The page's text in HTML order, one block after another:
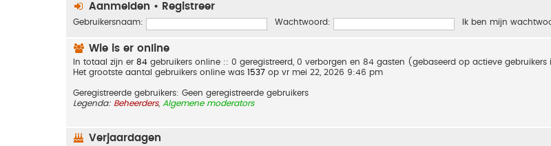
Aanmelden • Registreer
Gebruikersnaam: Wachtwoord: Ik ben mijn
Wie is er online
In totaal zijn er 84 gebruikers online :: 0 geregistreerd, 0 verborgen en 84 gasten (gebaseerd op actieve
Het grootste aantal gebruikers online was 1537 op vr mei 22, 2026 9:46 pm
Geregistreerde gebruikers: Geen geregistreerde gebruikers
Legenda: Beheerders, Algemene moderators
Verjaardagen